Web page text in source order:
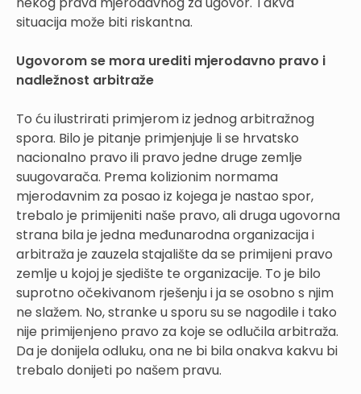
situacija može biti riskantna.
Ugovorom se mora urediti mjerodavno pravo i
nadležnost arbitraže
To ću ilustrirati primjerom iz jednog arbitražnog
spora. Bilo je pitanje primjenjuje li se hrvatsko
nacionalno pravo ili pravo jedne druge zemlje
suugovarača. Prema kolizionim normama
mjerodavnim za posao iz kojega je nastao spor,
trebalo je primijeniti naše pravo, ali druga ugovorna
strana bila je jedna međunarodna organizacija i
arbitraža je zauzela stajalište da se primijeni pravo
zemlje u kojoj je sjedište te organizacije. To je bilo
suprotno očekivanom rješenju i ja se osobno s njim
ne slažem. No, stranke u sporu su se nagodile i tako
nije primijenjeno pravo za koje se odlučila arbitraža.
Da je donijela odluku, ona ne bi bila onakva kakvu bi
trebalo donijeti po našem pravu.